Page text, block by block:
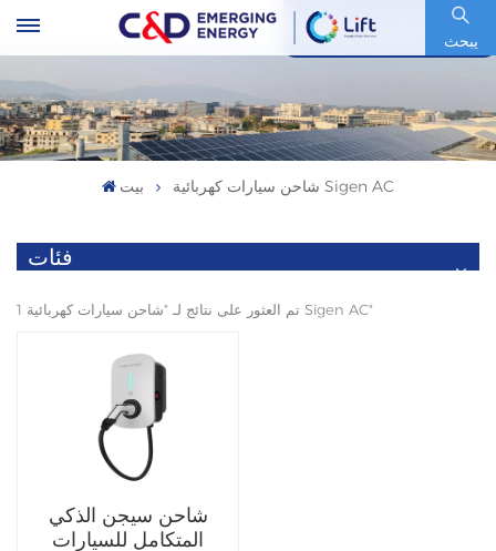
يبحث
رمز السهم : 600153.SH
بيت شاحن سيارات كهربائية Sigen AC
فئات
1 تم العثور على نتائج لـ "شاحن سيارات كهربائية Sigen AC"
شاحن سيجن الذكي
المتكامل للسيارات